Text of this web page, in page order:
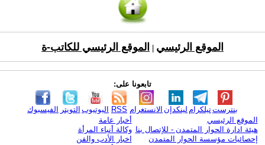
الموقع الرئيسي الموقع الرئيسي للكاتب-ة
تابعونا على:
الفيسبوك التويتر اليوتيوب RSS الانستغرام لينكدإن تيلكرامبنترست
الموقع الرئيسي
هيئة ادارة الحوار المتمدن - للإتصال بنا
إحصائيات مؤسسة الحوار المتمدن
أخبار عامة
وكالة أنباء المرأة
اخبار الأدب والفن